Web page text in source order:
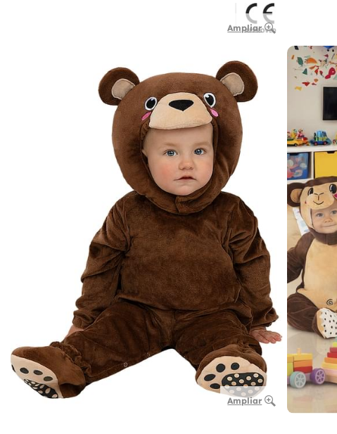
Ampliar
Ampliar